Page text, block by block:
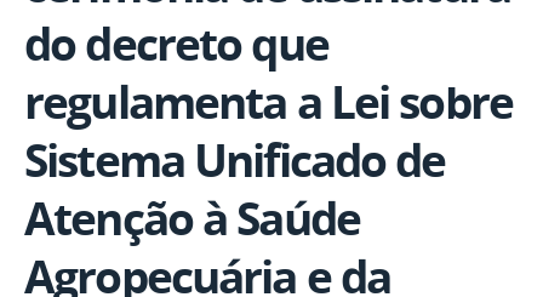
do decreto que
regulamenta a Lei sobre
Sistema Unificado de
Atenção à Saúde
Agropecuária e da